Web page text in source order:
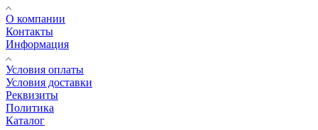
О компании
Контакты
Информация
Условия оплаты
Условия доставки
Реквизиты
Политика
Каталог